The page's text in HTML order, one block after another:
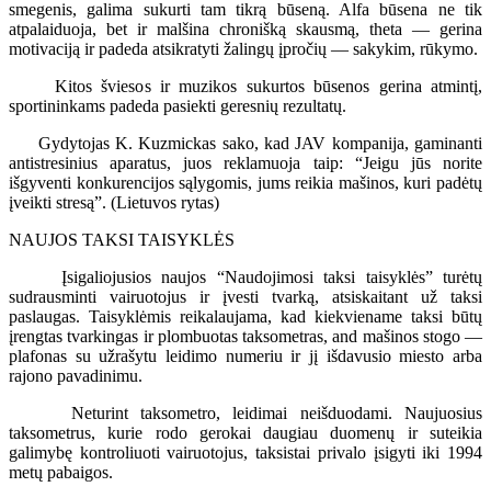
smegenis, galima sukurti tam tikrą būseną. Alfa būsena ne tik
atpalaiduoja, bet ir malšina chronišką skausmą, theta — gerina
motivaciją ir padeda atsikratyti žalingų įpročių — sakykim, rūkymo.
Kitos šviesos ir muzikos sukurtos būsenos gerina atmintį,
sportininkams padeda pasiekti geresnių rezultatų.
Gydytojas K. Kuzmickas sako, kad JAV kompanija, gaminanti
antistresinius aparatus, juos reklamuoja taip: “Jeigu jūs norite
išgyventi konkurencijos sąlygomis, jums reikia mašinos, kuri padėtų
įveikti stresą”. (Lietuvos rytas)
NAUJOS TAKSI TAISYKLĖS
Įsigaliojusios naujos “Naudojimosi taksi taisyklės” turėtų
sudrausminti vairuotojus ir įvesti tvarką, atsiskaitant už taksi
paslaugas. Taisyklėmis reikalaujama, kad kiekviename taksi būtų
įrengtas tvarkingas ir plombuotas taksometras, and mašinos stogo —
plafonas su užrašytu leidimo numeriu ir jį išdavusio miesto arba
rajono pavadinimu.
Neturint taksometro, leidimai neišduodami. Naujuosius
taksometrus, kurie rodo gerokai daugiau duomenų ir suteikia
galimybę kontroliuoti vairuotojus, taksistai privalo įsigyti iki 1994
metų pabaigos.